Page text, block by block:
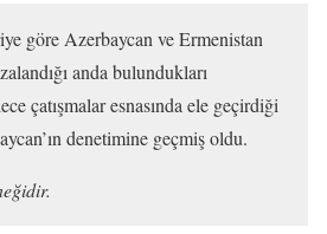
göre Azerbaycan ve Ermenistan
anda bulundukları
çatışmalar esnasında ele geçirdiği
denetimine geçmiş oldu.